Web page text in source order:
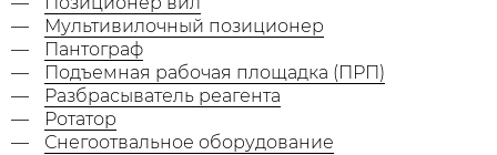
Мультивилочный позиционер
Пантограф
Подъемная рабочая площадка (ПРП)
Разбрасыватель реагента
Ротатор
Снегоотвальное оборудование